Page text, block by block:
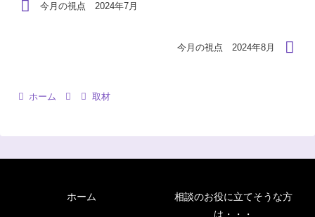
今月の視点 2024年7月
今月の視点 2024年8月
ホーム 取材
ホーム
相談のお役に立てそうな方
は・・・